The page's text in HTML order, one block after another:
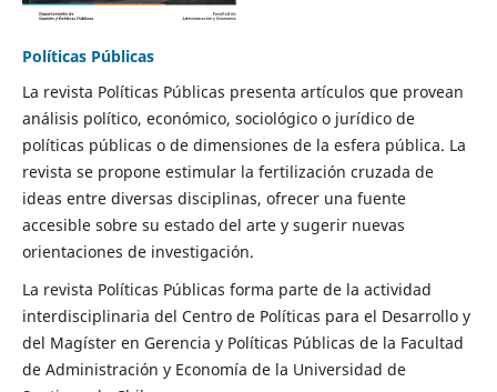
Políticas Públicas
La revista Políticas Públicas presenta artículos que provean
análisis político, económico, sociológico o jurídico de
políticas públicas o de dimensiones de la esfera pública. La
revista se propone estimular la fertilización cruzada de
ideas entre diversas disciplinas, ofrecer una fuente
accesible sobre su estado del arte y sugerir nuevas
orientaciones de investigación.
La revista Políticas Públicas forma parte de la actividad
interdisciplinaria del Centro de Políticas para el Desarrollo y
del Magíster en Gerencia y Políticas Públicas de la Facultad
de Administración y Economía de la Universidad de